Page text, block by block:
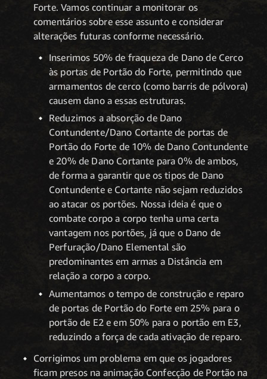
Forte. Vamos continuar a monitorar os
comentários sobre esse assunto e considerar
alterações futuras conforme necessário.
Inserimos 50% de fraqueza de Dano de Cerco
às portas de Portão do Forte, permitindo que
armamentos de cerco (como barris de pólvora)
causem dano a essas estruturas.
Reduzimos a absorção de Dano
Contundente/Dano Cortante de portas de
Portão do Forte de 10% de Dano Contundente
e 20% de Dano Cortante para 0% de ambos,
de forma a garantir que os tipos de Dano
Contundente e Cortante não sejam reduzidos
ao atacar os portões. Nossa ideia é que o
combate corpo a corpo tenha uma certa
vantagem nos portões, já que o Dano de
Perfuração/Dano Elemental são
predominantes em armas a Distância em
relação a corpo a corpo.
Aumentamos o tempo de construção e reparo
de portas de Portão do Forte em 25% para o
portão de E2 e em 50% para o portão em E3,
reduzindo a força de cada ativação de reparo.
Corrigimos um problema em que os jogadores
ficam presos na animação Confecção de Portão na